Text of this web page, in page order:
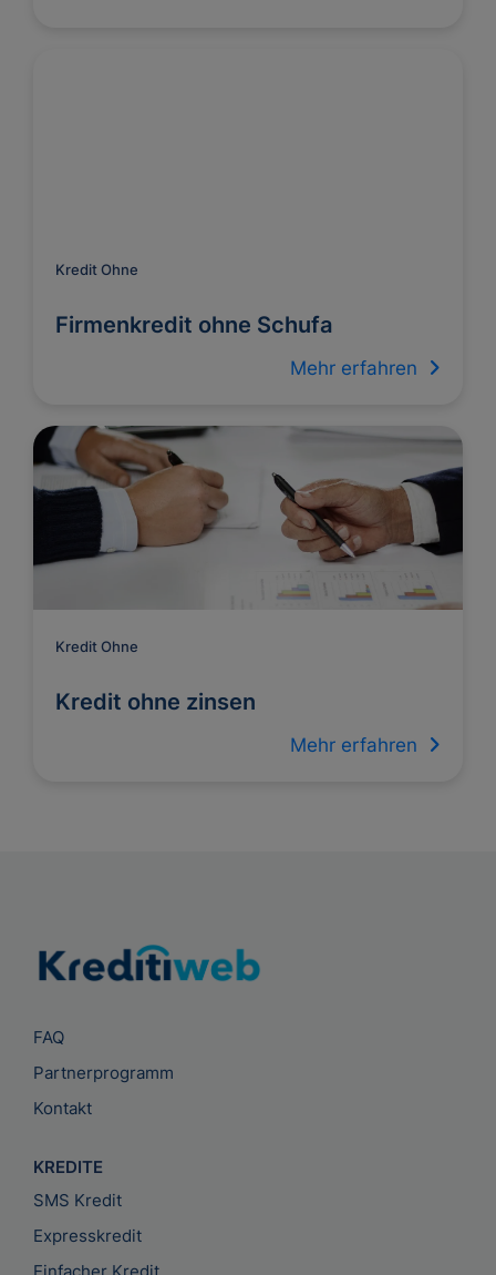
Kredit Ohne
Firmenkredit ohne Schufa
Mehr erfahren
Kredit Ohne
Kredit ohne zinsen
Mehr erfahren
FAQ
Partnerprogramm
Kontakt
KREDITE
SMS Kredit
Expresskredit